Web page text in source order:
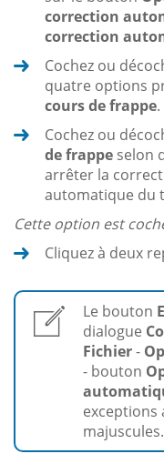
correction
correction
Cochez ou
quatre options
cours de frappe.
Cochez ou
de frappe selon
arrêter la
automatique du
Cette option est
Cliquez à deux
Le bouton
dialogue
Fichier-
- bouton
exceptions
majuscules.